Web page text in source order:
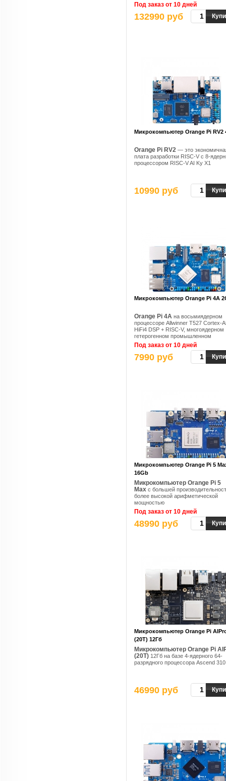
Под заказ от 10 дней
132990 руб
Микрокомпьютер Orange Pi RV2
Orange Pi RV2 — это
плата разработки RISC-V с 8-
процессором RISC-V AI Ky X1
10990 руб
Микрокомпьютер Orange Pi 4A
Orange Pi 4A на восьмиядерном
процессоре Allwinner T527 Cortex-
HiFi4 DSP + RISC-V, многоядерном
гетерогенном промышленном
процессоре, поддерживающем
NPU
Под заказ от 10 дней
7990 руб
Микрокомпьютер Orange Pi 5
16Gb
Микрокомпьютер Orange Pi 5
Max с большей
более высокой арифметической
мощностью
Под заказ от 10 дней
48990 руб
Микрокомпьютер Orange Pi
(20T) 12Гб
Микрокомпьютер Orange Pi
(20T) 12Гб на базе 4-ядерного 64-
разрядного процессора Ascend 310
46990 руб